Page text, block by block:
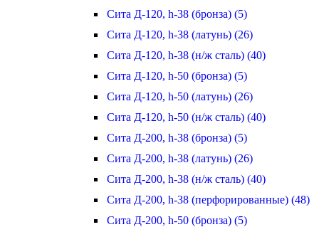
Сита Д-120, h-38 (бронза) (5)
Сита Д-120, h-38 (латунь) (26)
Сита Д-120, h-38 (н/ж сталь) (40)
Сита Д-120, h-50 (бронза) (5)
Сита Д-120, h-50 (латунь) (26)
Сита Д-120, h-50 (н/ж сталь) (40)
Сита Д-200, h-38 (бронза) (5)
Сита Д-200, h-38 (латунь) (26)
Сита Д-200, h-38 (н/ж сталь) (40)
Сита Д-200, h-38 (перфорированные) (48)
Сита Д-200, h-50 (бронза) (5)